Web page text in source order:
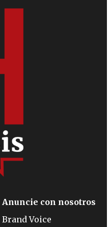
Anuncie con nosotros
Brand Voice